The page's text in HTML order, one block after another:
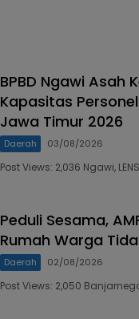
BPBD Ngawi Asah
Kapasitas
Jawa Timur 2026
Daerah 03/08/2026
Post Views: 2,036 Ngawi,
Peduli Sesama,
Rumah Warga
Daerah 02/08/2026
Post Views: 2,050